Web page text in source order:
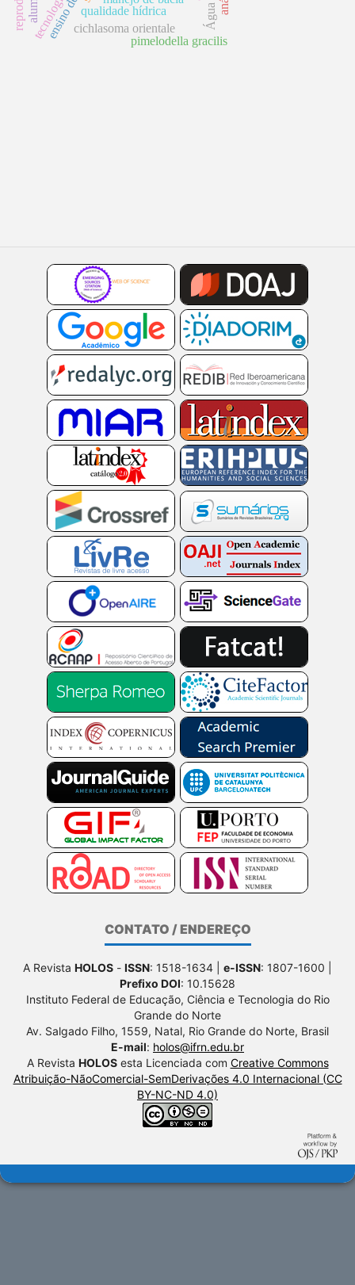
qualidade hídrica
cichlasoma orientale
pimelodella gracilis
CONTATO / ENDEREÇO
A Revista HOLOS - ISSN: 1518-1634 | e-ISSN: 1807-1600 |
Prefixo DOI: 10.15628
Instituto Federal de Educação, Ciência e Tecnologia do Rio
Grande do Norte
Av. Salgado Filho, 1559, Natal, Rio Grande do Norte, Brasil
E-mail: holos@ifrn.edu.br
A Revista HOLOSesta Licenciada com Creative Commons
Atribuição-NãoComercial-SemDerivações 4.0 Internacional (CC
BY-NC-ND 4.0)